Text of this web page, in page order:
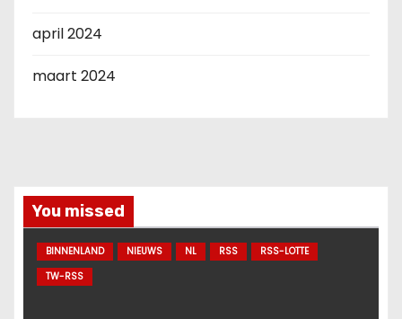
april 2024
maart 2024
You missed
BINNENLAND NIEUWS NL RSS
RSS-LOTTE
TW-RSS